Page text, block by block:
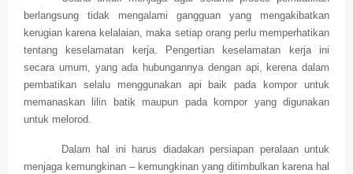
berlangsung tidak mengalami gangguan yang mengakibatkan
kerugian karena kelalaian, maka setiap orang perlu memperhatikan
tentang keselamatan kerja. Pengertian keselamatan kerja ini
secara umum, yang ada hubungannya dengan api, kerena dalam
pembatikan selalu menggunakan api baik pada kompor untuk
memanaskan lilin batik maupun pada kompor yang digunakan
untuk melorod.
Dalam hal ini harus diadakan persiapan peralaan untuk
menjaga kemungkinan – kemungkinan yang ditimbulkan karena hal